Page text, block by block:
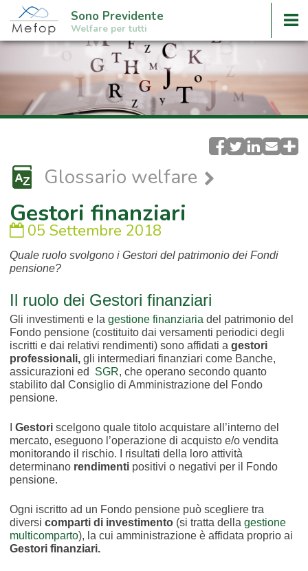
Sono Previdente
Welfare per tutti
Glossario welfare
Gestori finanziari
05 Settembre 2018
Quale ruolo svolgono i Gestori del patrimonio dei Fondi
pensione?
Il ruolo dei Gestori finanziari
Gli investimenti e la gestione finanziaria del patrimonio del
Fondo pensione (costituito dai versamenti periodici degli
iscritti e dai relativi rendimenti) sono affidati a gestori
professionali, gli intermediari finanziari come Banche,
assicurazioni ed SGR, che operano secondo quanto
stabilito dal Consiglio di Amministrazione del Fondo
pensione.
Gestoriscelgono quale titolo acquistare all’interno del
mercato, eseguono l’operazione di acquisto e/o vendita
monitorando il rischio. I risultati della loro attività
determinano rendimentipositivi o negativi per il Fondo
pensione.
Ogni iscritto ad un Fondo pensione può scegliere tra
diversi comparti di investimento(si tratta della gestione
multicomparto), la cui amministrazione è affidata proprio ai
Gestori finanziari.